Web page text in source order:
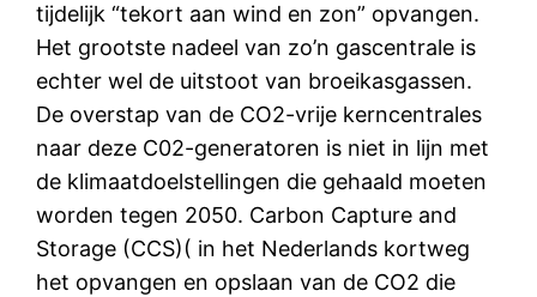
tijdelijk “tekort aan wind en zon” opvangen.
Het grootste nadeel van zo’n gascentrale is
echter wel de uitstoot van broeikasgassen.
De overstap van de CO2-vrije kerncentrales
naar deze C02-generatoren is niet in lijn met
de klimaatdoelstellingen die gehaald moeten
worden tegen 2050. Carbon Capture and
Storage (CCS)( in het Nederlands kortweg
het opvangen en opslaan van de CO2 die